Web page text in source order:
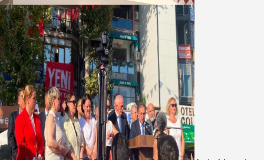
Yeni Parti Bandırma Teşkilatı kuruldu
06 Ağustos 2026